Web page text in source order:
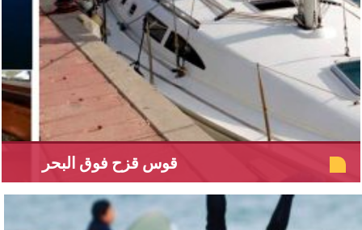
قوس قزح فوق البحر